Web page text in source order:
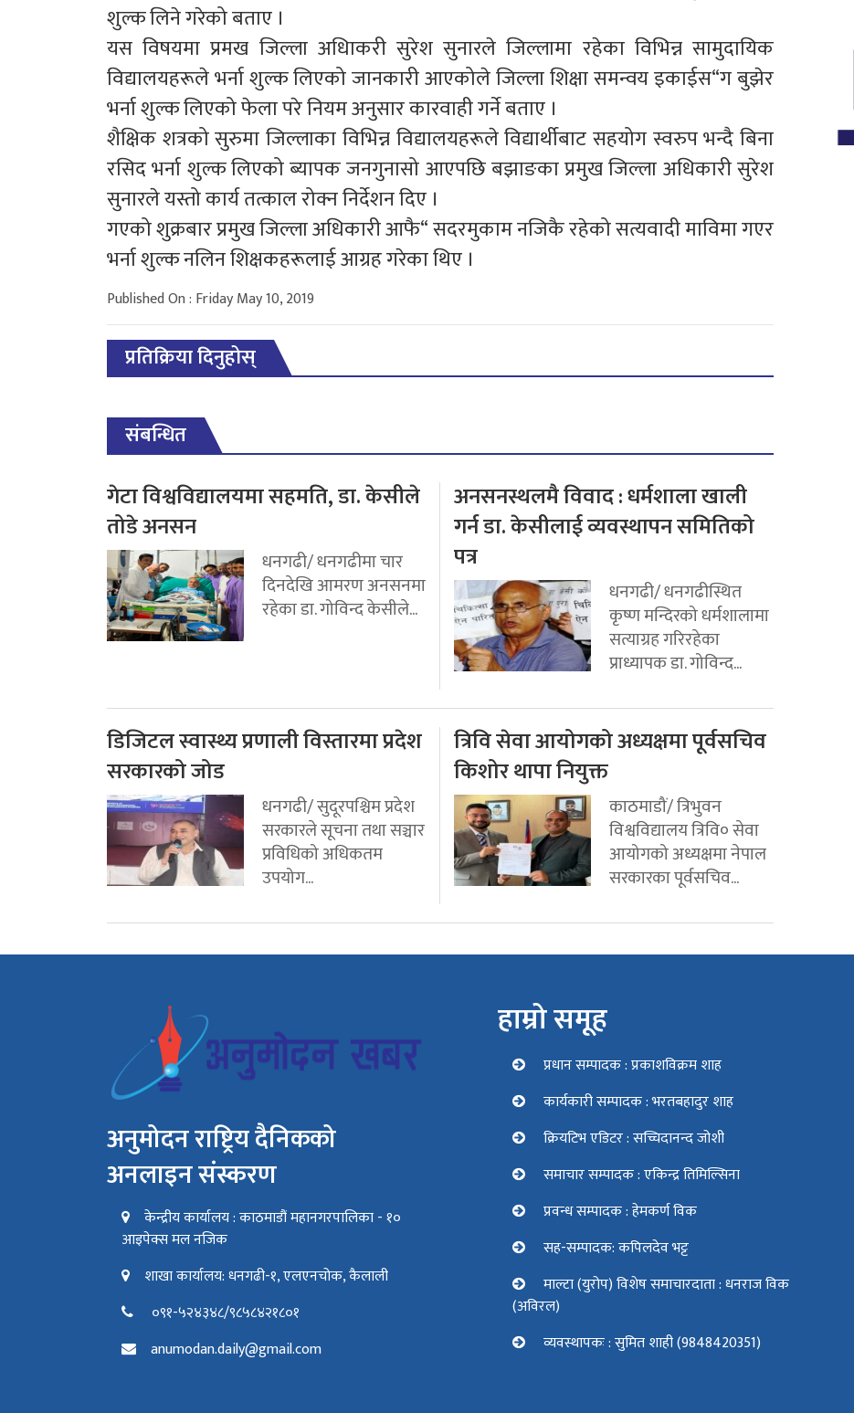
शुल्क लिने गरेको बताए ।
यस विषयमा प्रमख जिल्ला अधिाकरी सुरेश सुनारले जिल्लामा रहेका विभिन्न सामुदायिक
विद्यालयहरूले भर्ना शुल्क लिएको जानकारी आएकोले जिल्ला शिक्षा समन्वय इकाईस“ग बुझेर
भर्ना शुल्क लिएको फेला परे नियम अनुसार कारवाही गर्ने बताए ।
शैक्षिक शत्रको सुरुमा जिल्लाका विभिन्न विद्यालयहरूले विद्यार्थीबाट सहयोग स्वरुप भन्दै बिना
रसिद भर्ना शुल्क लिएको ब्यापक जनगुनासो आएपछि बझाङका प्रमुख जिल्ला अधिकारी सुरेश
सुनारले यस्तो कार्य तत्काल रोक्न निर्देशन दिए ।
गएको शुक्रबार प्रमुख जिल्ला अधिकारी आफै“ सदरमुकाम नजिकै रहेको सत्यवादी माविमा गएर
भर्ना शुल्क नलिन शिक्षकहरूलाई आग्रह गरेका थिए ।
Published On : Friday May 10, 2019
प्रतिक्रिया दिनुहोस्
संबन्धित
गेटा विश्वविद्यालयमा सहमति, डा. केसीले
तोडे अनसन
धनगढी/ धनगढीमा चार
दिनदेखि आमरण अनसनमा
रहेका डा. गोविन्द केसीले...
अनसनस्थलमै विवाद : धर्मशाला खाली
गर्न डा. केसीलाई व्यवस्थापन समितिको
पत्र
धनगढी/ धनगढीस्थित
कृष्ण मन्दिरको धर्मशालामा
सत्याग्रह गरिरहेका
प्राध्यापक डा. गोविन्द...
डिजिटल स्वास्थ्य प्रणाली विस्तारमा प्रदेश
सरकारको जोड
धनगढी/ सुदूरपश्चिम प्रदेश
सरकारले सूचना तथा सञ्चार
प्रविधिको अधिकतम
उपयोग...
त्रिवि सेवा आयोगको अध्यक्षमा पूर्वसचिव
किशोर थापा नियुक्त
काठमाडौं/ त्रिभुवन
विश्वविद्यालय त्रिवि० सेवा
आयोगको अध्यक्षमा नेपाल
सरकारका पूर्वसचिव...
अनुमोदन राष्ट्रिय दैनिकको
अनलाइन संस्करण
केन्द्रीय कार्यालय : काठमाडौं महानगरपालिका - १०
आइपेक्स मल नजिक
शाखा कार्यालय: धनगढी-१, एलएनचोक, कैलाली
०९१-५२४३४८/९८५८४२१८०१
anumodan.daily@gmail.com
हाम्रो समूह
प्रधान सम्पादक : प्रकाशविक्रम शाह
कार्यकारी सम्पादक : भरतबहादुर शाह
क्रियटिभ एडिटर : सच्चिदानन्द जोशी
समाचार सम्पादक : एकिन्द्र तिमिल्सिना
प्रवन्ध सम्पादक : हेमकर्ण विक
सह-सम्पादक: कपिलदेव भट्ट
माल्टा (युरोप) विशेष समाचारदाता : धनराज विक
(अविरल)
व्यवस्थापकः : सुमित शाही (9848420351)